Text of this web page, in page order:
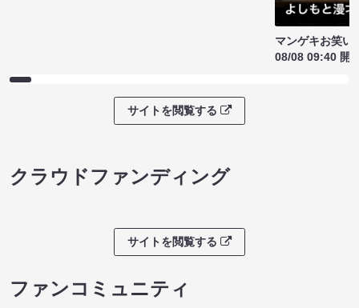
マンゲキお笑い
08/08 09:40 開
サイトを閲覧する
クラウドファンディング
サイトを閲覧する
ファンコミュニティ